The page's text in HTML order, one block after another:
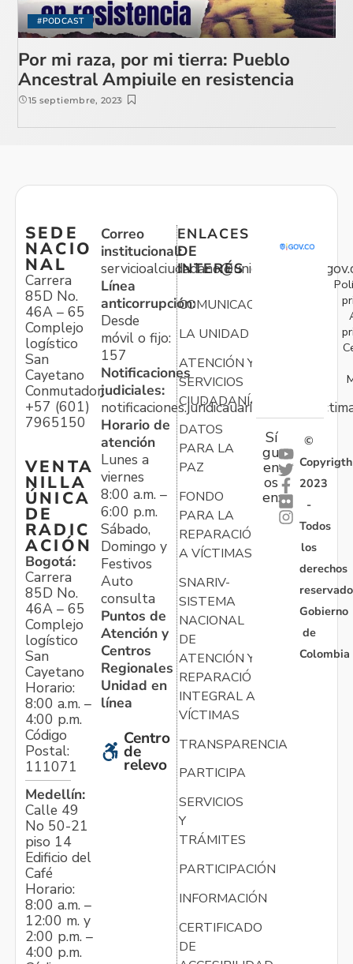
#PODCAST
Por mi raza, por mi tierra: Pueblo
Ancestral Ampiuile en resistencia
15 septiembre, 2023
SEDE
NACIO
NAL
Carrera
85D No.
46A – 65
Complejo
logístico
San
Cayetano
Conmutador:
+57 (601)
7965150
VENTA
NILLA
ÚNICA
DE
RADIC
ACIÓN
Bogotá:
Carrera
85D No.
46A – 65
Complejo
logístico
San
Cayetano
Horario:
8:00 a.m. –
4:00 p.m.
Código
Postal:
111071
Medellín:
Calle 49
No 50-21
piso 14
Edificio del
Café
Horario:
8:00 a.m. –
12:00 m. y
2:00 p.m. –
4:00 p.m.
Correo
institucional:
Línea
anticorrupción:
Desde
móvil o fijo:
157
Notificaciones
judiciales:
Horario de
atención
Lunes a
viernes
8:00 a.m. –
6:00 p.m.
Sábado,
Domingo y
Festivos
Auto
consulta
Puntos de
Atención y
Centros
Regionales
Unidad en
línea
Centro
de
relevo
ENLACES
DE
INTERÉS
COMUNICACIONES
LA UNIDAD
ATENCIÓN Y
SERVICIOS
CIUDADANÍA
DATOS
PARA LA
PAZ
FONDO
PARA LA
REPARACIÓN
A VÍCTIMAS
SNARIV-
SISTEMA
NACIONAL
DE
ATENCIÓN Y
REPARACIÓN
INTEGRAL A
VÍCTIMAS
TRANSPARENCIA
PARTICIPA
SERVICIOS
Y
TRÁMITES
PARTICIPACIÓN
INFORMACIÓN
CERTIFICADO
DE
Sí
gu
en
os
en:
©
Copyrigth
2023
-
Todos
los
derechos
Gobierno
de
Colombia